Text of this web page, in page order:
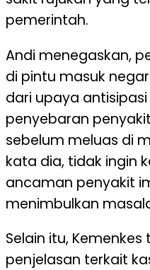
pemerintah.
Andi menegaskan,
di pintu masuk
dari upaya
penyebaran
sebelum meluas di
kata dia, tidak ingin
ancaman penyakit
menimbulkan
Selain itu,
penjelasan terkait